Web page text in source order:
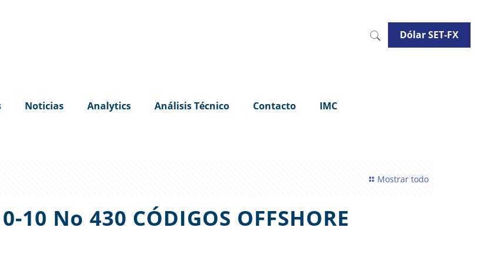
Noticias Analytics Análisis Técnico Contacto IMC
Dólar SET-FX
Mostrar todo
10 No 430 CÓDIGOS OFFSHORE